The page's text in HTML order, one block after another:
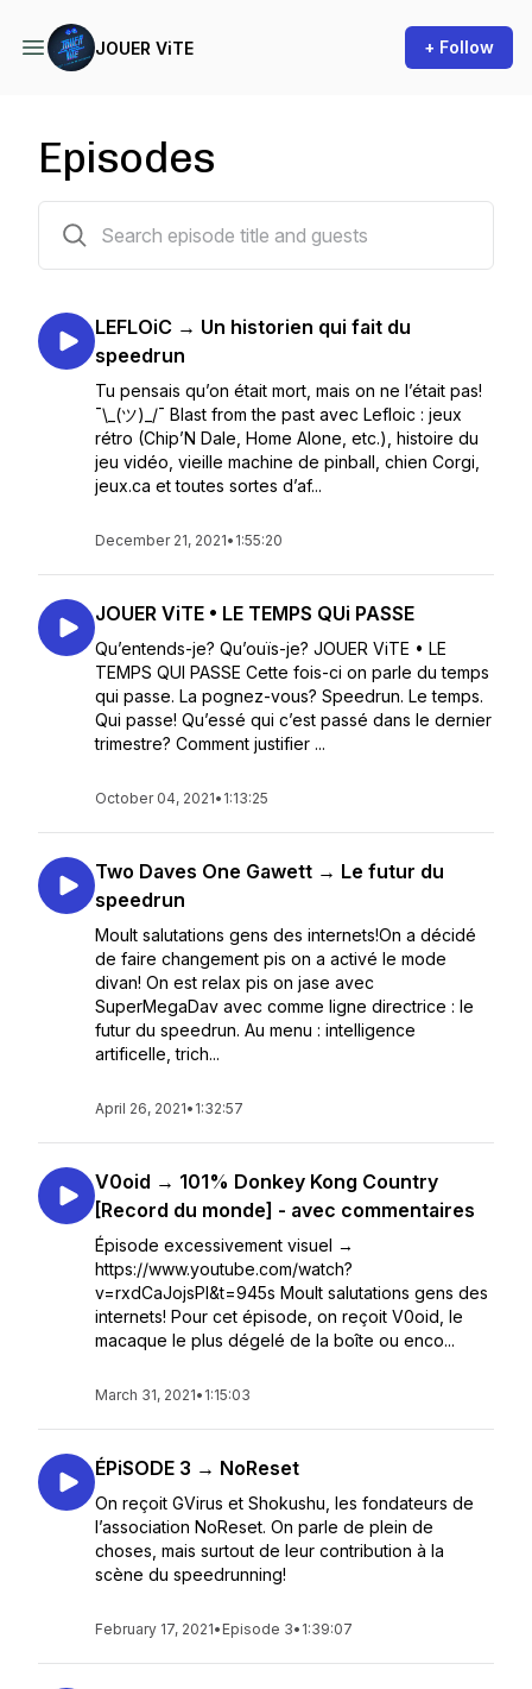
JOUER ViTE + Follow
Episodes
LEFLOiC → Un historien qui fait du
speedrun
Tu pensais qu’on était mort, mais on ne l’était pas!
¯\_(ツ)_/¯ Blast from the past avec Lefloic : jeux
rétro (Chip’N Dale, Home Alone, etc.), histoire du
jeu vidéo, vieille machine de pinball, chien Corgi,
jeux.ca et toutes sortes d’af...
December 21, 2021• 1:55:20
JOUER ViTE • LE TEMPS QUi PASSE
Qu’entends-je? Qu’ouïs-je? JOUER ViTE • LE
TEMPS QUI PASSE Cette fois-ci on parle du temps
qui passe. La pognez-vous? Speedrun. Le temps.
Qui passe! Qu’essé qui c’est passé dans le dernier
trimestre? Comment justifier ...
October 04, 2021• 1:13:25
Two Daves One Gawett → Le futur du
speedrun
Moult salutations gens des internets!On a décidé
de faire changement pis on a activé le mode
divan! On est relax pis on jase avec
SuperMegaDav avec comme ligne directrice : le
futur du speedrun. Au menu : intelligence
artificelle, trich...
April 26, 2021• 1:32:57
V0oid → 101% Donkey Kong Country
[Record du monde] - avec commentaires
Épisode excessivement visuel →
https://www.youtube.com/watch?
v=rxdCaJojsPI&t=945s Moult salutations gens des
internets! Pour cet épisode, on reçoit V0oid, le
macaque le plus dégelé de la boîte ou enco...
March 31, 2021• 1:15:03
ÉPiSODE 3 → NoReset
On reçoit GVirus et Shokushu, les fondateurs de
l’association NoReset. On parle de plein de
choses, mais surtout de leur contribution à la
scène du speedrunning!
February 17, 2021• Episode 3• 1:39:07